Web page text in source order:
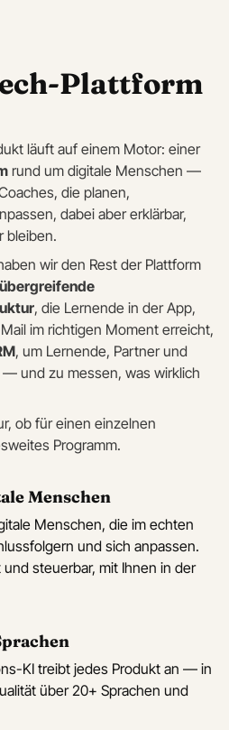
Plattform
läuft auf einem Motor: einer
rund um digitale Menschen —
die planen,
dabei aber erklärbar,
bleiben.
wir den Rest der Plattform
, die Lernende in der App,
im richtigen Moment erreicht,
, um Lernende, Partner und
und zu messen, was wirklich
ob für einen einzelnen
Programm.
Menschen
Menschen, die im echten
und sich anpassen.
und steuerbar, mit Ihnen in der
KI treibt jedes Produkt an — in
über 20+ Sprachen und